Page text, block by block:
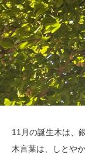
11月の誕生木は、銀
木言葉は、しとや